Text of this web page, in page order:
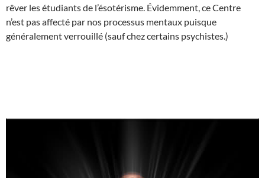
rêver les étudiants de l’ésotérisme. Évidemment, ce Centre
n’est pas affecté par nos processus mentaux puisque
généralement verrouillé (sauf chez certains psychistes.)